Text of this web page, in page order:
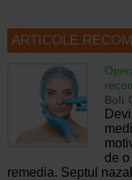
ARTICOLE
Boli
de
remedia. Septul